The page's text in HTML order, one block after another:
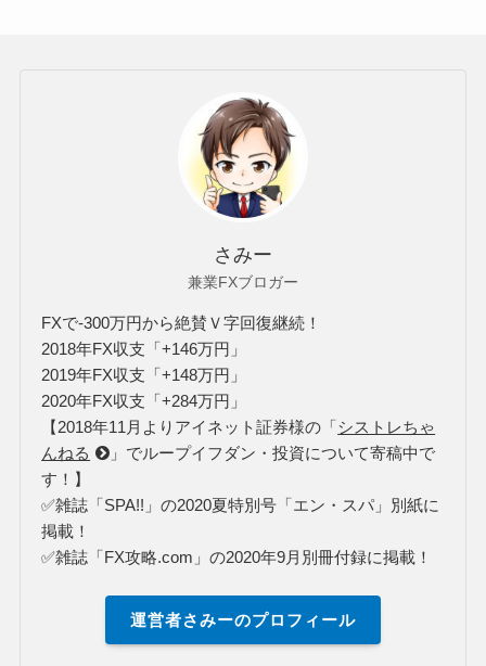
さみー
兼業FXブロガー
FXで-300万円から絶賛Ｖ字回復継続！
2018年FX収支「+146万円」
2019年FX収支「+148万円」
2020年FX収支「+284万円」
【2018年11月よりアイネット証券様の「シストレちゃ
んねる
」でループイフダン・投資について寄稿中で
す！】
✅雑誌「SPA!!」の2020夏特別号「エン・スパ」別紙に
掲載！
✅雑誌「FX攻略.com」の2020年9月別冊付録に掲載！
運営者さみーのプロフィール